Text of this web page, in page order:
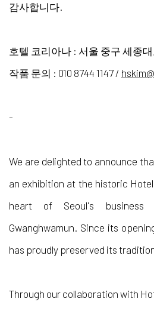
감사합니다.
호텔 코리아나 : 서울 중구 세종대
작품 문의 : 010 8744 1147 /
-
We are delighted to announce
an exhibition at the historic
heart of Seoul's business
Gwanghwamun. Since its
has proudly preserved its
Through our collaboration with